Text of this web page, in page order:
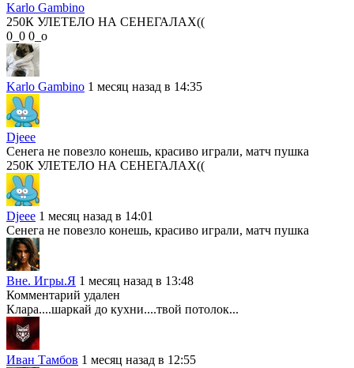
Karlo Gambino
250К УЛЕТЕЛО НА СЕНЕГАЛАХ((
0_0 0_о
Karlo Gambino 1 месяц назад в 14:35
Djeee
Сенега не повезло конешь, красиво играли, матч пушка
250К УЛЕТЕЛО НА СЕНЕГАЛАХ((
Djeee 1 месяц назад в 14:01
Сенега не повезло конешь, красиво играли, матч пушка
Вне. Игры.Я 1 месяц назад в 13:48
Комментарий удален
Клара....шаркай до кухни....твой потолок...
Иван Тамбов 1 месяц назад в 12:55